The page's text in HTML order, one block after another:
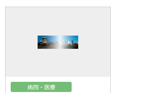
病院・医療